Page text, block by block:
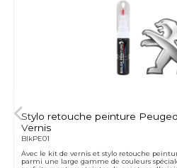
Stylo retouche peinture
Vernis
BlkPE01
Avec le kit de vernis et stylo retouche
parmi une large gamme de couleurs